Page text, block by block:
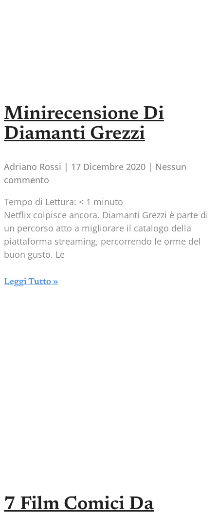
Minirecensione Di
Diamanti Grezzi
Adriano Rossi 17 Dicembre 2020
Nessun
commento
Tempo di Lettura: < 1 minuto
Netflix colpisce ancora. Diamanti Grezzi è parte di
un percorso atto a migliorare il catalogo della
piattaforma streaming, percorrendo le orme del
buon gusto. Le
Leggi Tutto »
7 Film Comici Da